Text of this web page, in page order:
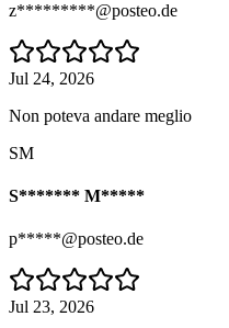
z*********@posteo.de
Jul 24, 2026
Non poteva andare meglio
SM
S******* M*****
p*****@posteo.de
Jul 23, 2026